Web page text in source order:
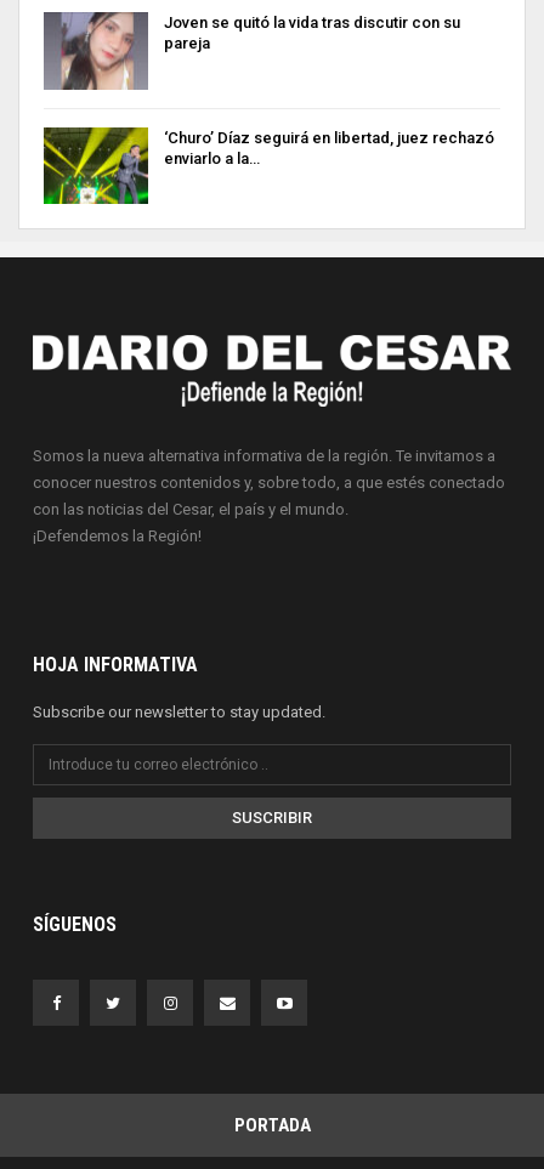
Joven se quitó la vida tras discutir con su
pareja
‘Churo’ Díaz seguirá en libertad, juez rechazó
enviarlo a la…
Somos la nueva alternativa informativa de la región. Te invitamos a
conocer nuestros contenidos y, sobre todo, a que estés conectado
con las noticias del Cesar, el país y el mundo.
¡Defendemos la Región!
HOJA INFORMATIVA
Subscribe our newsletter to stay updated.
SUSCRIBIR
SÍGUENOS
PORTADA